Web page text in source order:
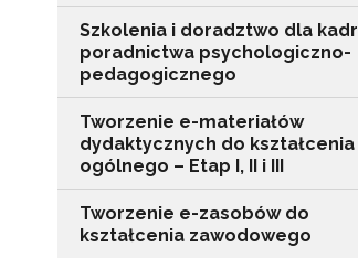
Szkolenia i doradztwo dla kadr
poradnictwa psychologiczno-
pedagogicznego
Tworzenie e-materiałów
dydaktycznych do kształcenia
ogólnego – Etap I, II i III
Tworzenie e-zasobów do
kształcenia zawodowego